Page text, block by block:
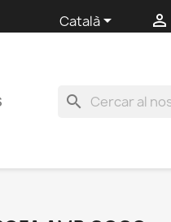
Català 
search